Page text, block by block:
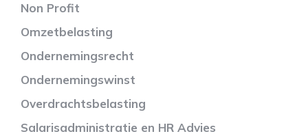
Non Profit
Omzetbelasting
Ondernemingsrecht
Ondernemingswinst
Overdrachtsbelasting
Salarisadministratie en HR Advies